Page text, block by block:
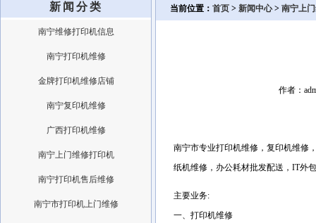
新闻分类
南宁维修打印机信息
南宁打印机维修
金牌打印机维修店铺
南宁复印机维修
广西打印机维修
南宁上门维修打印机
南宁打印机售后维修
南宁市打印机上门维修
当前位置： 首页 > 新闻中心> 南宁上
作者：
南宁市专业打印机维修，复印机维修
纸机维修，办公耗材批发配送，IT外
主要业务:
一、打印机维修